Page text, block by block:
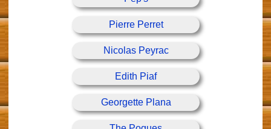
Pierre Perret
Nicolas Peyrac
Edith Piaf
Georgette Plana